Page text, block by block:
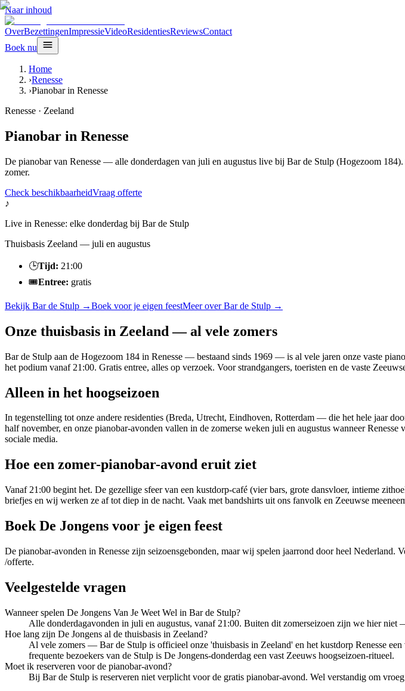
Naar inhoud
OverBezettingenImpressieVideoResidentiesReviewsContact
Boek nu
Home
›Renesse
›Pianobar in Renesse
Renesse · Zeeland
Pianobar in Renesse
De pianobar van Renesse — alle donderdagen van juli en augustus live bij Bar de Stulp (Hogezoom
zomer.
Check beschikbaarheidVraag offerte
♪
Live in Renesse: elke donderdag bij Bar de Stulp
Thuisbasis Zeeland — juli en augustus
🕒Tijd: 21:00
🎟️Entree: gratis
Bekijk Bar de Stulp →Boek voor je eigen feestMeer overBar de Stulp →
Onze thuisbasis in Zeeland — al vele zomers
Bar de Stulp aan de Hogezoom 184 in Renesse — bestaand sinds 1969 — is al vele jaren onze vaste
het podium vanaf 21:00. Gratis entree, alles op verzoek. Voor strandgangers, toeristen en de vaste
Alleen in het hoogseizoen
In tegenstelling tot onze andere residenties (Breda, Utrecht, Eindhoven, Rotterdam — die het hele jaar
half november, en onze pianobar-avonden vallen in de zomerse weken juli en augustus wanneer
sociale media.
Hoe een zomer-pianobar-avond eruit ziet
Vanaf 21:00 begint het. De gezellige sfeer van een kustdorp-café (vier bars, grote dansvloer, intieme
briefjes en wij werken ze af tot diep in de nacht. Vaak met bandshirts uit ons fanvolk en Zeeuwse
Boek De Jongens voor je eigen feest
De pianobar-avonden in Renesse zijn seizoensgebonden, maar wij spelen jaarrond door heel Nederland.
/offerte.
Veelgestelde vragen
Wanneer spelen De Jongens Van Je Weet Wel in Bar de Stulp?
Alle donderdagavonden in juli en augustus, vanaf 21:00. Buiten dit zomerseizoen zijn we hier
Hoe lang zijn De Jongens al de thuisbasis in Zeeland?
Al vele zomers — Bar de Stulp is officieel onze 'thuisbasis in Zeeland' en het kustdorp Renesse
frequente bezoekers van de Stulp is De Jongens-donderdag een vast Zeeuws hoogseizoen-ritueel.
Moet ik reserveren voor de pianobar-avond?
Bij Bar de Stulp is reserveren niet verplicht voor de gratis pianobar-avond. Wel verstandig om